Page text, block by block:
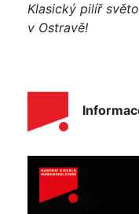
Klasický pilíř
v Ostravě!